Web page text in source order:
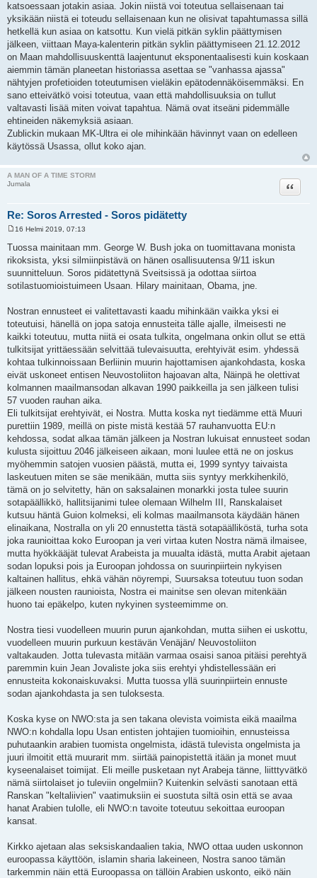
katsoessaan jotakin asiaa. Jokin niistä voi toteutua sellaisenaan tai
yksikään niistä ei toteudu sellaisenaan kun ne olisivat tapahtumassa sillä
hetkellä kun asiaa on katsottu. Kun vielä pitkän syklin päättymisen
jälkeen, viittaan Maya-kalenterin pitkän syklin päättymiseen 21.12.2012
on Maan mahdollisuuskenttä laajentunut eksponentaalisesti kuin koskaan
aiemmin tämän planeetan historiassa asettaa se "vanhassa ajassa"
nähtyjen profetioiden toteutumisen vieläkin epätodennäköisemmäksi. En
sano etteivätkö voisi toteutua, vaan että mahdollisuuksia on tullut
valtavasti lisää miten voivat tapahtua. Nämä ovat itseäni pidemmälle
ehtineiden näkemyksiä asiaan.
Zublickin mukaan MK-Ultra ei ole mihinkään hävinnyt vaan on edelleen
käytössä Usassa, ollut koko ajan.
A MAN OF A TIME STORM
Jumala
Re: Soros Arrested - Soros pidätetty
Lainaa
e
s
i
16 Helmi 2019, 07:13
Tuossa mainitaan mm. George W. Bush joka on tuomittavana monista
rikoksista, yksi silmiinpistävä on hänen osallisuutensa 9/11 iskun
suunnitteluun. Soros pidätettynä Sveitsissä ja odottaa siirtoa
sotilastuomioistuimeen Usaan. Hilary mainitaan, Obama, jne.
Nostran ennusteet ei valitettavasti kaadu mihinkään vaikka yksi ei
toteutuisi, hänellä on jopa satoja ennusteita tälle ajalle, ilmeisesti ne
kaikki toteutuu, mutta niitä ei osata tulkita, ongelmana onkin ollut se että
tulkitsijat yrittäessään selvittää tulevaisuutta, erehtyivät esim. yhdessä
kohtaa tulkinnoissaan Berliinin muurin hajottamisen ajankohdasta, koska
eivät uskoneet entisen Neuvostoliiton hajoavan alta, Näinpä he olettivat
kolmannen maailmansodan alkavan 1990 paikkeilla ja sen jälkeen tulisi
57 vuoden rauhan aika.
Eli tulkitsijat erehtyivät, ei Nostra. Mutta koska nyt tiedämme että Muuri
purettiin 1989, meillä on piste mistä kestää 57 rauhanvuotta EU:n
kehdossa, sodat alkaa tämän jälkeen ja Nostran lukuisat ennusteet sodan
kulusta sijoittuu 2046 jälkeiseen aikaan, moni luulee että ne on joskus
myöhemmin satojen vuosien päästä, mutta ei, 1999 syntyy taivaista
laskeutuen miten se säe menikään, mutta siis syntyy merkkihenkilö,
tämä on jo selvitetty, hän on saksalainen monarkki josta tulee suurin
sotapäällikkö, hallitsijanimi tulee olemaan Wilhelm III, Ranskalaiset
kutsuu häntä Guion kolmeksi, eli kolmas maailmansota käydään hänen
elinaikana, Nostralla on yli 20 ennustetta tästä sotapäälliköstä, turha sota
joka raunioittaa koko Euroopan ja veri virtaa kuten Nostra nämä ilmaisee,
mutta hyökkääjät tulevat Arabeista ja muualta idästä, mutta Arabit ajetaan
sodan lopuksi pois ja Euroopan johdossa on suurinpiirtein nykyisen
kaltainen hallitus, ehkä vähän nöyrempi, Suursaksa toteutuu tuon sodan
jälkeen nousten raunioista, Nostra ei mainitse sen olevan mitenkään
huono tai epäkelpo, kuten nykyinen systeemimme on.
Nostra tiesi vuodelleen muurin purun ajankohdan, mutta siihen ei uskottu,
vuodelleen muurin purkuun kestävän Venäjän/ Neuvostoliiton
valtakauden. Jotta tulevasta mitään varmaa osaisi sanoa pitäisi perehtyä
paremmin kuin Jean Jovaliste joka siis erehtyi yhdistellessään eri
ennusteita kokonaiskuvaksi. Mutta tuossa yllä suurinpiirtein ennuste
sodan ajankohdasta ja sen tuloksesta.
Koska kyse on NWO:sta ja sen takana olevista voimista eikä maailma
NWO:n kohdalla lopu Usan entisten johtajien tuomioihin, ennusteissa
puhutaankin arabien tuomista ongelmista, idästä tulevista ongelmista ja
juuri ilmoitit että muurarit mm. siirtää painopistettä itään ja monet muut
kyseenalaiset toimijat. Eli meille pusketaan nyt Arabeja tänne, liitttyvätkö
nämä siirtolaiset jo tuleviin ongelmiin? Kuitenkin selvästi sanotaan että
Ranskan "keltaliivien" vaatimuksiin ei suostuta siltä osin että se avaa
hanat Arabien tulolle, eli NWO:n tavoite toteutuu sekoittaa euroopan
kansat.
Kirkko ajetaan alas seksiskandaalien takia, NWO ottaa uuden uskonnon
euroopassa käyttöön, islamin sharia lakeineen, Nostra sanoo tämän
tarkemmin näin että Euroopassa on tällöin Arabien uskonto, eikö näin